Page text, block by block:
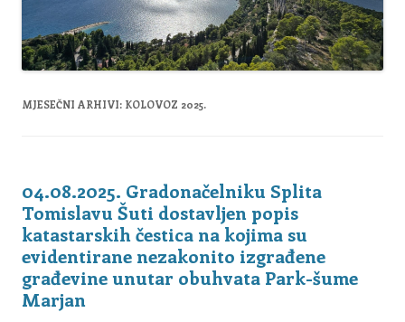
MJESEČNI ARHIVI: KOLOVOZ 2025.
04.08.2025. Gradonačelniku Splita
Tomislavu Šuti dostavljen popis
katastarskih čestica na kojima su
evidentirane nezakonito izgrađene
građevine unutar obuhvata Park-šume
Marjan